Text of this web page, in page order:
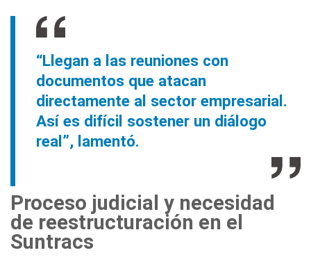
“Llegan a las reuniones con
documentos que atacan
directamente al sector empresarial.
Así es difícil sostener un diálogo
real”, lamentó.
Proceso judicial y necesidad
de reestructuración en el
Suntracs